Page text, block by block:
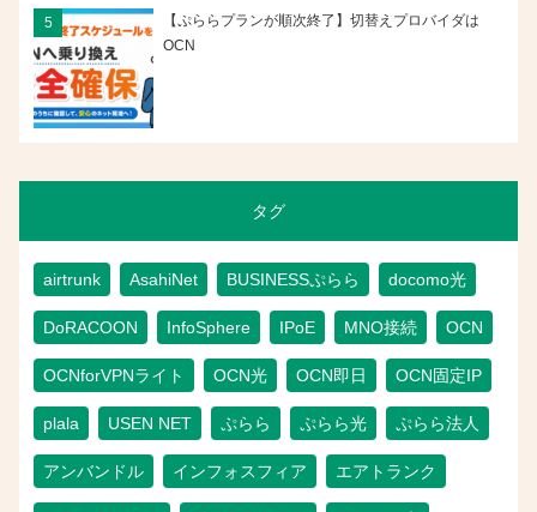
【ぷららプランが順次終了】切替えプロバイダは
OCN
タグ
airtrunk AsahiNet BUSINESSぷらら docomo光
DoRACOON InfoSphere IPoE MNO接続 OCN
OCNforVPNライト OCN光 OCN即日 OCN固定IP
plala USEN NET ぷらら ぷらら光 ぷらら法人
アンバンドル インフォスフィア エアトランク